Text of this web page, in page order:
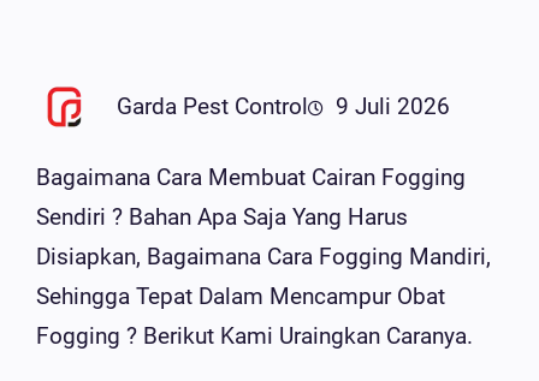
Garda Pest Control 9 Juli 2026
Bagaimana Cara Membuat Cairan Fogging
Sendiri ? Bahan Apa Saja Yang Harus
Disiapkan, Bagaimana Cara Fogging Mandiri,
Sehingga Tepat Dalam Mencampur Obat
Fogging ? Berikut Kami Uraingkan Caranya.